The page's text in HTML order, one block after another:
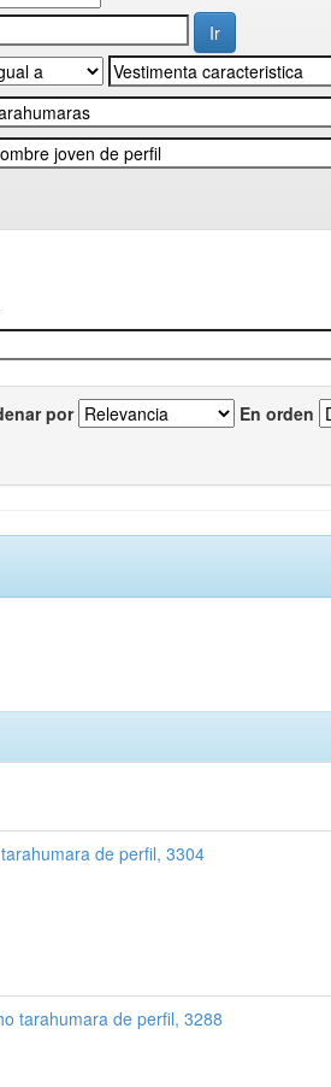
por En orden
de perfil, 3304
tarahumara de perfil, 3288